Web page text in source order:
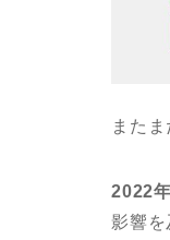
また
2022
影響